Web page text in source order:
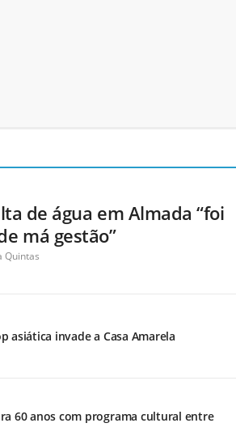
de água em Almada “foi
má gestão”
Quintas
asiática invade a Casa Amarela
60 anos com programa cultural entre